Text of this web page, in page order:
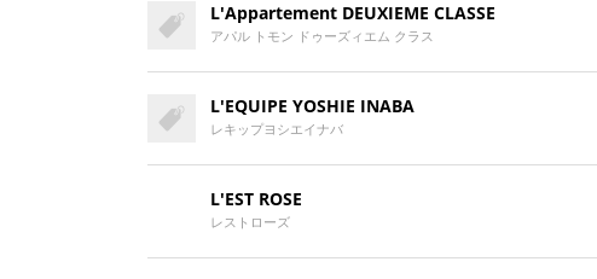
L'Appartement DEUXIEME CLASSE
アパル トモン ドゥーズィエム クラス
L'EQUIPE YOSHIE INABA
レキップヨシエイナバ
L'EST ROSE
レストローズ